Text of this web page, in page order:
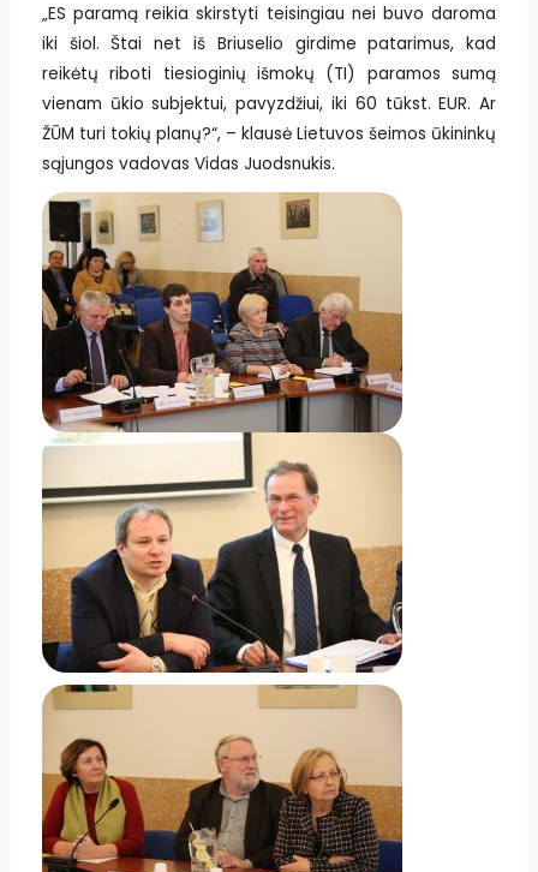
„ES paramą reikia skirstyti teisingiau nei buvo daroma
iki šiol. Štai net iš Briuselio girdime patarimus, kad
reikėtų riboti tiesioginių išmokų (TI) paramos sumą
vienam ūkio subjektui, pavyzdžiui, iki 60 tūkst. EUR. Ar
ŽŪM turi tokių planų?“, – klausė Lietuvos šeimos ūkininkų
sąjungos vadovas Vidas Juodsnukis.